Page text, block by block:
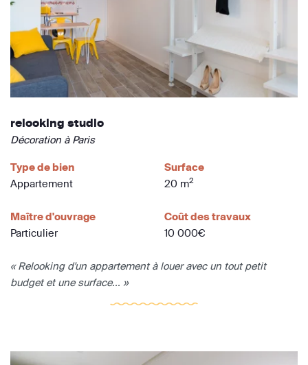
relooking studio
Décoration à Paris
Type de bien
Appartement
Surface
20 m2
Maître d'ouvrage
Particulier
Coût des travaux
10 000€
« Relooking d'un appartement à louer avec un tout petit
budget et une surface... »